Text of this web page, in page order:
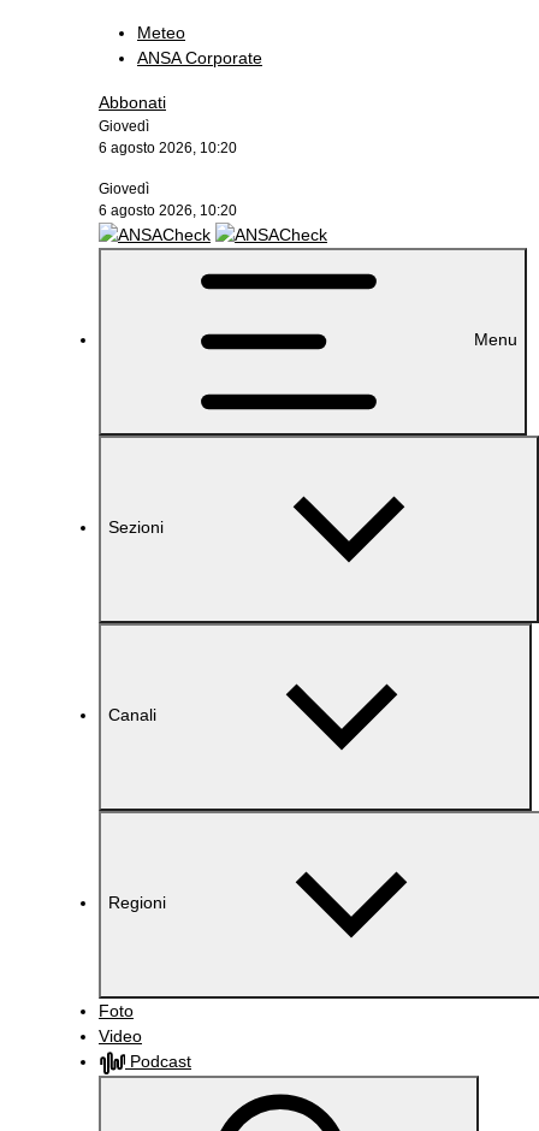
Meteo
ANSA Corporate
Abbonati
Giovedì
6 agosto 2026, 10:20
Giovedì
6 agosto 2026, 10:20
Menu
Sezioni
Canali
Regioni
Foto
Video
Podcast